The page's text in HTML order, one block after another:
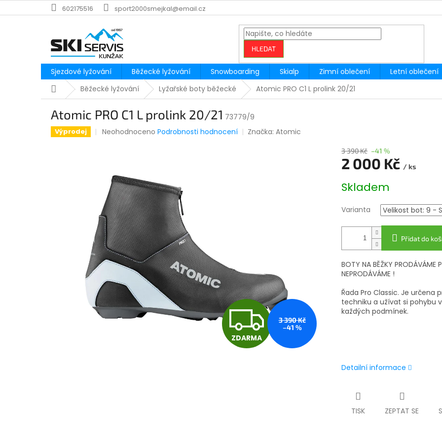
na
602175516 sport2000smejkal@email.cz
HLEDAT
Sjezdové lyžování Běžecké lyžování Snowboarding Skialp Zimní oblečení Letní oblečení
DomůBěžecké lyžování Lyžařské boty běžecké Atomic PRO C1 L prolink 20/21
Atomic PRO C1 L prolink 20/21 73779/9
Výprodej
Průměrné
hvězdiček.
Neohodnoceno Podrobnosti hodnocení Značka: Atomic
Z
D
ZDARMA
3 390 Kč
–41 %
3 390 Kč –41 %
2 000 Kč / ks
cena:
Skladem
Varianta
Přidat do
BOTY NA BĚŽKY PRODÁVÁME
NEPRODÁVÁME !
Řada Pro Classic. Je určena
techniku a užívat si pohybu
každých podmínek.
Detailní informace
TISK ZEPTAT SE